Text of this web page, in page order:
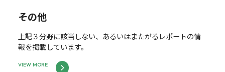
その他
上記３分野に該当しない、あるいはまたがるレポートの情
報を掲載しています。
VIEW MORE